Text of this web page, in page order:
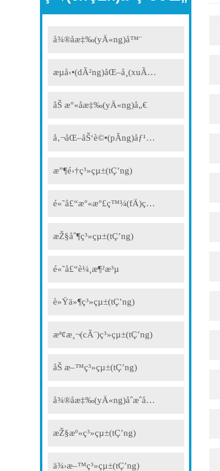
å¾®åæ‡‰(yÄ«ng)å™¨
æµå‹•(dÃ²ng)åŒ–å­¸(xuÃ©)
åŠ æ°«åæ‡‰(yÄ«ng)å„€
å‚¬åŒ–åŠ‘è©•(pÃ­ng)åƒ¹(jiÃ )è£ç½®
æ”¶é›†ç³»çµ±(tÇ’ng)
é«˜å£“æ°«æ°£ç™¼(fÄ)ç”Ÿå™¨
æŽ§åˆ¶ç³»çµ±(tÇ’ng)
é«˜å£“è¼¸æ¶²æ³µ
è»Ÿä»¶ç³»çµ±(tÇ’ng)
æª¢æ¸¬(cÃ¨)ç³»çµ±(tÇ’ng)
åŠ æ–™ç³»çµ±(tÇ’ng)
å¾®åæ‡‰(yÄ«ng)åˆæˆå¹³è‡º(tÃ¡i)è§£æ±ºæ–¹æ¡ˆ
æŽ§æº«ç³»çµ±(tÇ’ng)
ä¾›æ–™ç³»çµ±(tÇ’ng)